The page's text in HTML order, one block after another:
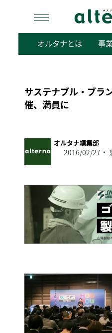
検
オルタナとは 事
サステナブル・ブラ
催、満員に
オルタナ編集部
2016/02/27